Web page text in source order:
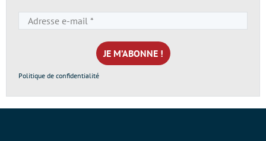
e-
mail
*
Politique de confidentialité